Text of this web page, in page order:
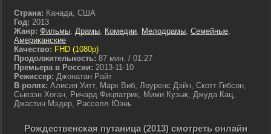
Страна: Канада, США
Год: 2013
Жанр: Фильмы, Драмы, Комедии, Мелодрамы, Семейные,
Американские
Качество: FHD (1080p)
Продолжительность: 87 мин. / 01:27
Премьера в России: 2013-11-10
Режиссер: Джонатан Райт
В ролях: Алисия Уитт, Марк Виб, Лоуренс Дэйн, Скотт Гибсон,
Сьюзэн Хоган, Ричард Фицпатрик, Мими Кузык, Джуда Кац,
Джастин Мэдер, Расселл Юэнь
Рождественская путаница (2013) смотреть онлайн